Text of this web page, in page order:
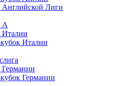
Английской Лиги
А
Италии
Италии
Германии
Германии